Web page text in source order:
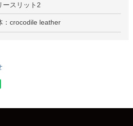
ースリット2
：crocodile leather